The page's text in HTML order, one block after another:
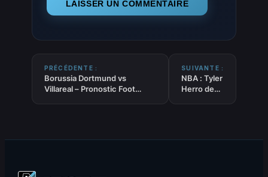
PRÉCÉDENTE :
Borussia Dortmund vs
Villareal – Pronostic Foot
SUIVANTE :
NBA : Tyler
Herro de